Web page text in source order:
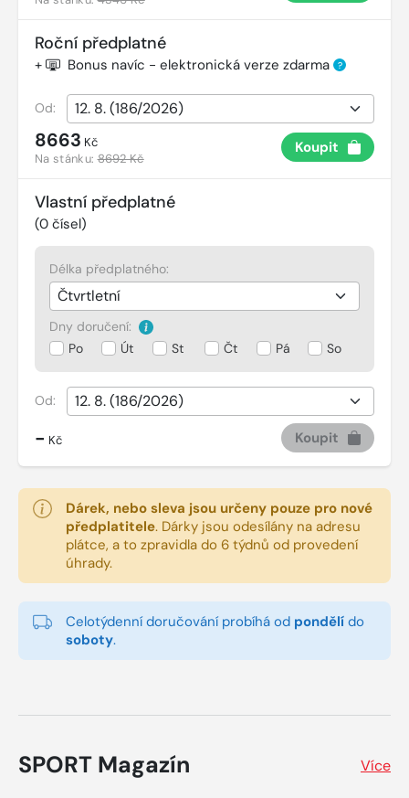
Roční předplatné
+ Bonus navíc - elektronická verze zdarma ?
Od:
8663 Kč
Na stánku:8692 Kč
Koupit
Vlastní předplatné
(0 čísel)
Délka předplatného:
Dny doručení:
Po
Út St Čt Pá So
Od:
- Kč Koupit
Dárek, nebo sleva jsou určeny pouze pro nové
předplatitele. Dárky jsou odesílány na adresu
plátce, a to zpravidla do 6 týdnů od provedení
úhrady.
Celotýdenní doručování probíhá od pondělí do
soboty.
SPORT Magazín Více